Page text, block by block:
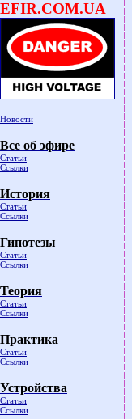
EFIR.COM.UA
Новости
Все об эфире
Статьи
Ссылки
История
Статьи
Ссылки
Гипотезы
Статьи
Ссылки
Теория
Статьи
Ссылки
Практика
Статьи
Ссылки
Устройства
Статьи
Ссылки